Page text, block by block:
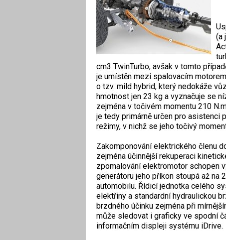
(a
cm3 TwinTurbo, avšak v tomto
je umístěn mezi spalovacím
o tzv. mild hybrid, který nedokáže
hmotnost jen 23 kg a vyznačuje se
zejména v točivém momentu 210
je tedy primárně určen pro asistenci
režimy, v nichž se jeho točivý
Zakomponování elektrického členu
zejména účinnější rekuperaci
zpomalování elektromotor schopen
generátoru jeho příkon stoupá až na
automobilu. Řídicí jednotka celého
elektřiny a standardní hydraulickou
brzdného účinku zejména při
může sledovat i graficky ve spodní
informačním displeji systému iDrive.